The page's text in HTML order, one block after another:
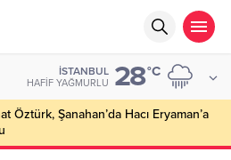
İSTANBUL
HAFIF YAĞMURLU 28°C
Öztürk, Şanahan’da Hacı Eryaman’a